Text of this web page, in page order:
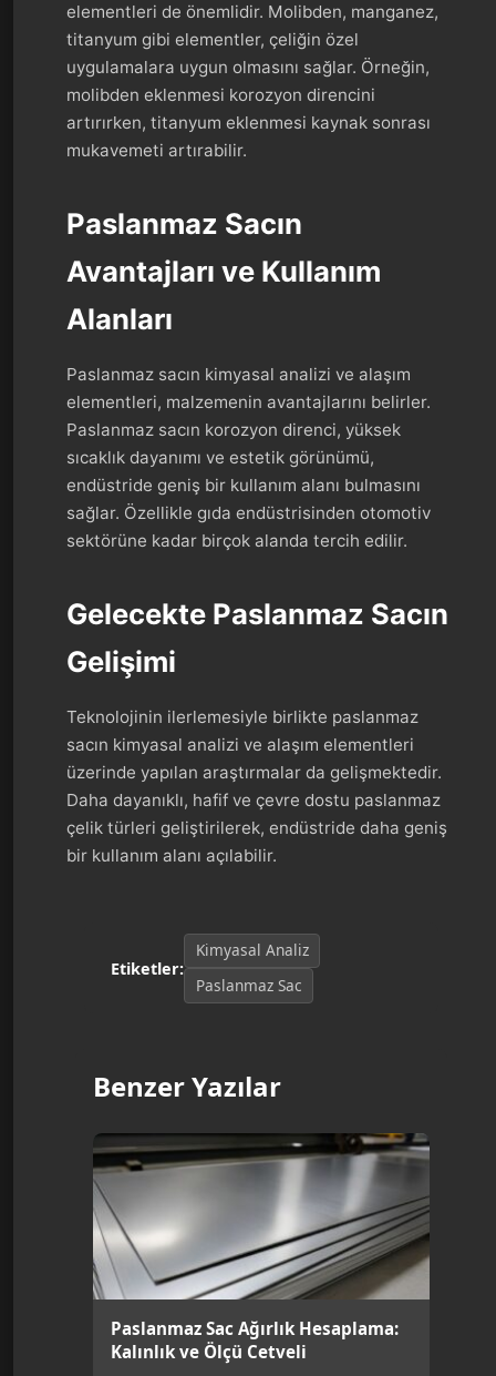
elementleri de önemlidir. Molibden, manganez,
titanyum gibi elementler, çeliğin özel
uygulamalara uygun olmasını sağlar. Örneğin,
molibden eklenmesi korozyon direncini
artırırken, titanyum eklenmesi kaynak sonrası
mukavemeti artırabilir.
Paslanmaz Sacın
Avantajları ve Kullanım
Alanları
Paslanmaz sacın kimyasal analizi ve alaşım
elementleri, malzemenin avantajlarını belirler.
Paslanmaz sacın korozyon direnci, yüksek
sıcaklık dayanımı ve estetik görünümü,
endüstride geniş bir kullanım alanı bulmasını
sağlar. Özellikle gıda endüstrisinden otomotiv
sektörüne kadar birçok alanda tercih edilir.
Gelecekte Paslanmaz Sacın
Gelişimi
Teknolojinin ilerlemesiyle birlikte paslanmaz
sacın kimyasal analizi ve alaşım elementleri
üzerinde yapılan araştırmalar da gelişmektedir.
Daha dayanıklı, hafif ve çevre dostu paslanmaz
çelik türleri geliştirilerek, endüstride daha geniş
bir kullanım alanı açılabilir.
Etiketler:
Kimyasal Analiz
Paslanmaz Sac
Benzer Yazılar
Paslanmaz Sac Ağırlık Hesaplama:
Kalınlık ve Ölçü Cetveli